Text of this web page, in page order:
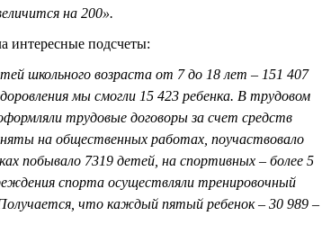
на 200».
интересные подсчеты:
школьного возраста от 7 до 18 лет – 151 407
мы смогли 15 423 ребенка. В трудовом
трудовые договоры за счет средств
на общественных работах, поучаствовало
побывало 7319 детей, на спортивных – более 5
спорта осуществляли тренировочный
что каждый пятый ребенок – 30 989 –